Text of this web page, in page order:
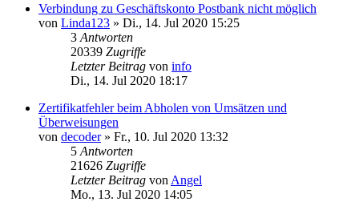
Verbindung zu Geschäftskonto Postbank nicht möglich
von Linda123 » Di., 14. Jul 2020 15:25
3 Antworten
20339 Zugriffe
Letzter Beitrag von info
Di., 14. Jul 2020 18:17
Zertifikatfehler beim Abholen von Umsätzen und
Überweisungen
von decoder» Fr., 10. Jul 2020 13:32
5 Antworten
21626 Zugriffe
Letzter Beitrag von Angel
Mo., 13. Jul 2020 14:05